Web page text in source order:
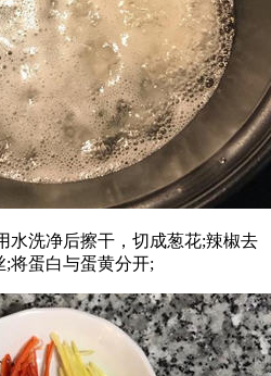
水洗净后擦干，切成葱花;辣椒去
将蛋白与蛋黄分开;